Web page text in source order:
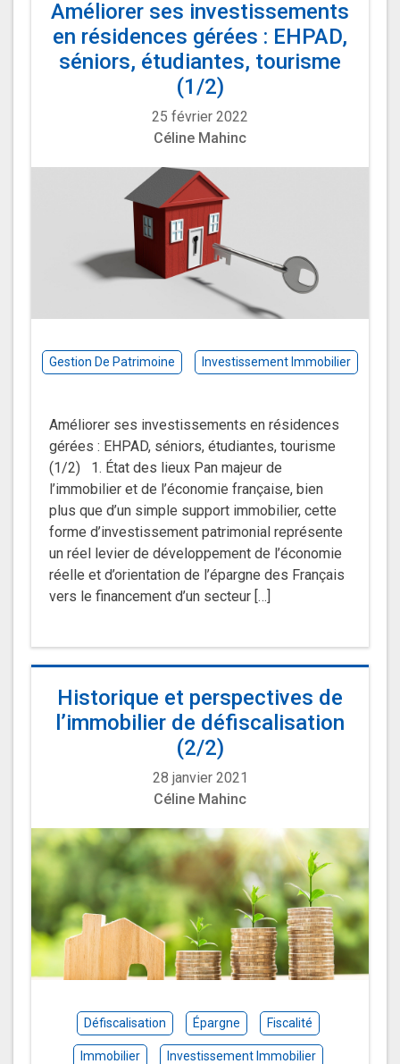
Améliorer ses investissements
en résidences gérées : EHPAD,
séniors, étudiantes, tourisme
(1/2)
25 février 2022
Céline Mahinc
Gestion De Patrimoine Investissement Immobilier
Améliorer ses investissements en résidences
gérées : EHPAD, séniors, étudiantes, tourisme
(1/2) 1. État des lieux Pan majeur de
l’immobilier et de l’économie française, bien
plus que d’un simple support immobilier, cette
forme d’investissement patrimonial représente
un réel levier de développement de l’économie
réelle et d’orientation de l’épargne des Français
vers le financement d’un secteur […]
Historique et perspectives de
l’immobilier de défiscalisation
(2/2)
28 janvier 2021
Céline Mahinc
Défiscalisation Épargne Fiscalité
Immobilier Investissement Immobilier